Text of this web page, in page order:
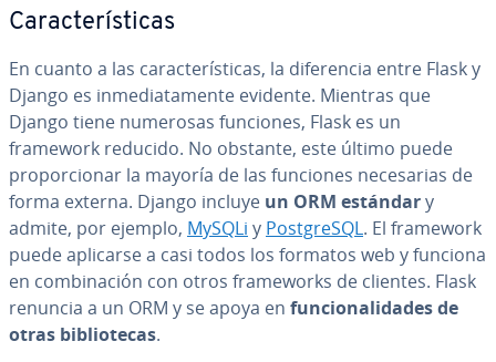
Ca­ra­c­te­rí­s­ti­cas
En cuanto a las ca­ra­c­te­rí­s­ti­cas, la di­fe­re­n­cia entre Flask y
Django es in­me­dia­ta­me­n­te evidente. Mientras que
Django tiene numerosas funciones, Flask es un
framework reducido. No obstante, este último puede
pro­po­r­cio­nar la mayoría de las funciones ne­ce­sa­rias de
forma externa. Django incluye un ORM estándary
admite, por ejemplo, MySQLi y Po­s­t­gre­S­QL. El framework
puede aplicarse a casi todos los formatos web y funciona
en co­m­bi­na­ción con otros fra­me­wo­r­ks de clientes. Flask
renuncia a un ORM y se apoya en fu­n­cio­na­li­da­des de
otras bi­blio­te­cas.